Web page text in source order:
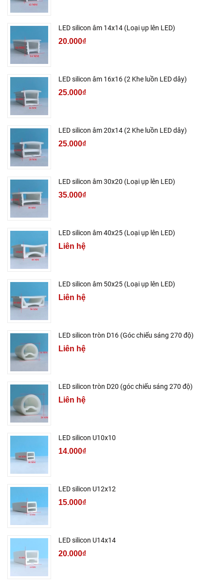
LED silicon âm 14x14 (Loại ụp lên LED)
20.000₫
LED silicon âm 16x16 (2 Khe luồn LED dây)
25.000₫
LED silicon âm 20x14 (2 Khe luồn LED dây)
25.000₫
LED silicon âm 30x20 (Loại ụp lên LED)
35.000₫
LED silicon âm 40x25 (Loại ụp lên LED)
Liên hệ
LED silicon âm 50x25 (Loại ụp lên LED)
Liên hệ
LED silicon tròn D16 (Góc chiếu sáng 270 độ)
Liên hệ
LED silicon tròn D20 (góc chiếu sáng 270 độ)
Liên hệ
LED silicon U10x10
14.000₫
LED silicon U12x12
15.000₫
LED silicon U14x14
20.000₫